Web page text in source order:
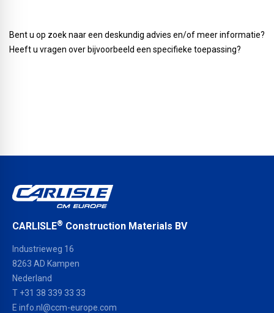
Bent u op zoek naar een deskundig advies en/of meer informatie?
Heeft u vragen over bijvoorbeeld een specifieke toepassing?
CARLISLE® Construction Materials BV
Industrieweg 16
8263 AD Kampen
Nederland
T +31 38 339 33 33
E info.nl@ccm-europe.com